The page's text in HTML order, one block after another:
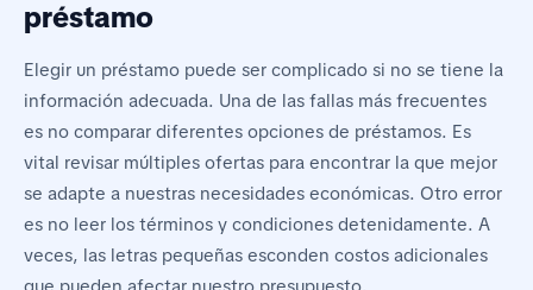
préstamo
Elegir un préstamo puede ser complicado si no se tiene la
información adecuada. Una de las fallas más frecuentes
es no comparar diferentes opciones de préstamos. Es
vital revisar múltiples ofertas para encontrar la que mejor
se adapte a nuestras necesidades económicas. Otro error
es no leer los términos y condiciones detenidamente. A
veces, las letras pequeñas esconden costos adicionales